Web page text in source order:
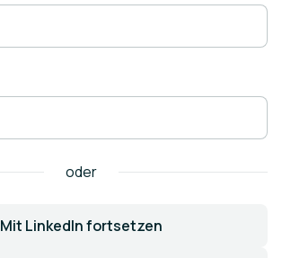
oder
Mit LinkedIn fortsetzen